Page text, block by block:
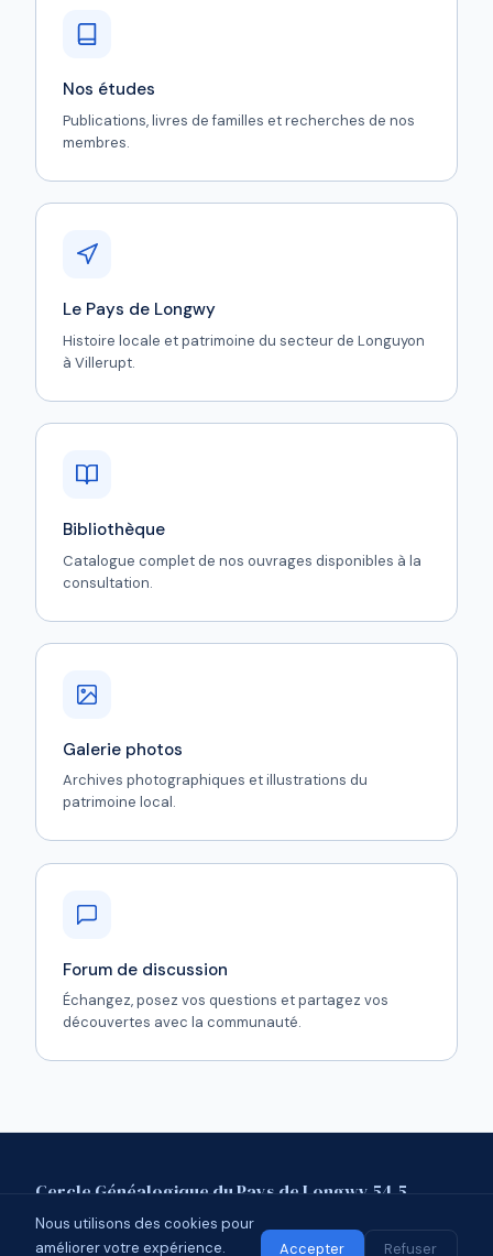
Nos études
Publications, livres de familles et recherches de nos
membres.
Le Pays de Longwy
Histoire locale et patrimoine du secteur de Longuyon
à Villerupt.
Bibliothèque
Catalogue complet de nos ouvrages disponibles à la
consultation.
Galerie photos
Archives photographiques et illustrations du
patrimoine local.
Forum de discussion
Échangez, posez vos questions et partagez vos
découvertes avec la communauté.
Cercle Généalogique du Pays de Longwy 54.5
Mentions légalesContactForum
© 2026 CGPL 54.5 · Affilié à l'UCGL
Nous utilisons des cookies pour
améliorer votre expérience.
Accepter Refuser